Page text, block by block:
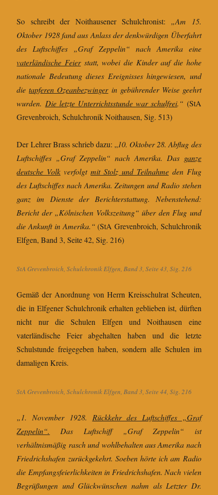
So schreibt der Noithausener Schulchronist: „Am 15.
Oktober 1928 fand aus Anlass der denkwürdigen Überfahrt
des Luftschiffes „Graf Zeppelin“ nach Amerika eine
vaterländische Feierstatt, wobei die Kinder auf die hohe
nationale Bedeutung dieses Ereignisses hingewiesen, und
dietapferen Ozeanbezwingerin gebührender Weise geehrt
wurden. Die letzte Unterrichtsstunde war schulfrei.“ (StA
Grevenbroich, Schulchronik Noithausen, Sig. 513)
Der Lehrer Brass schrieb dazu: „10. Oktober 28. Abflug des
Luftschiffes „Graf Zeppelin“ nach Amerika. Das ganze
deutsche Volk verfolgtmit Stolz und Teilnahmeden Flug
des Luftschiffes nach Amerika. Zeitungen und Radio stehen
ganz im Dienste der Berichterstattung. Nebenstehend:
Bericht der „Kölnischen Volkszeitung“ über den Flug und
die Ankunft in Amerika.“(StA Grevenbroich, Schulchronik
Elfgen, Band 3, Seite 42, Sig. 216)
StA Grevenbroich, Schulchronik Elfgen, Band 3, Seite 43, Sig. 216
Gemäß der Anordnung von Herrn Kreisschulrat Scheuten,
die in Elfgener Schulchronik erhalten geblieben ist, dürften
nicht nur die Schulen Elfgen und Noithausen eine
vaterländische Feier abgehalten haben und die letzte
Schulstunde freigegeben haben, sondern alle Schulen im
damaligen Kreis.
StA Grevenbroich, Schulchronik Elfgen, Band 3, Seite 44, Sig. 216
„1. November 1928. Rückkehr des Luftschiffes „Graf
Zeppelin“.
Das Luftschiff „Graf Zeppelin“ ist
verhältnismäßig rasch und wohlbehalten aus Amerika nach
Friedrichshafen zurückgekehrt. Soeben hörte ich am Radio
die Empfangsfeierlichkeiten in Friedrichshafen. Nach vielen
Begrüßungen und Glückwünschen nahm als Letzter Dr.